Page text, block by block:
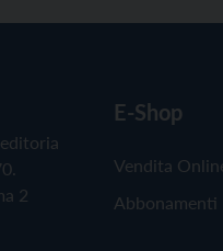
2
E-Shop
Vendita
Abbonamenti